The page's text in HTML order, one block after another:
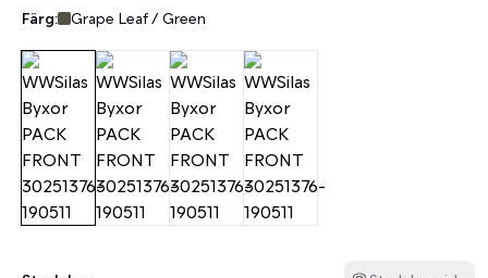
Färg: Grape Leaf / Green